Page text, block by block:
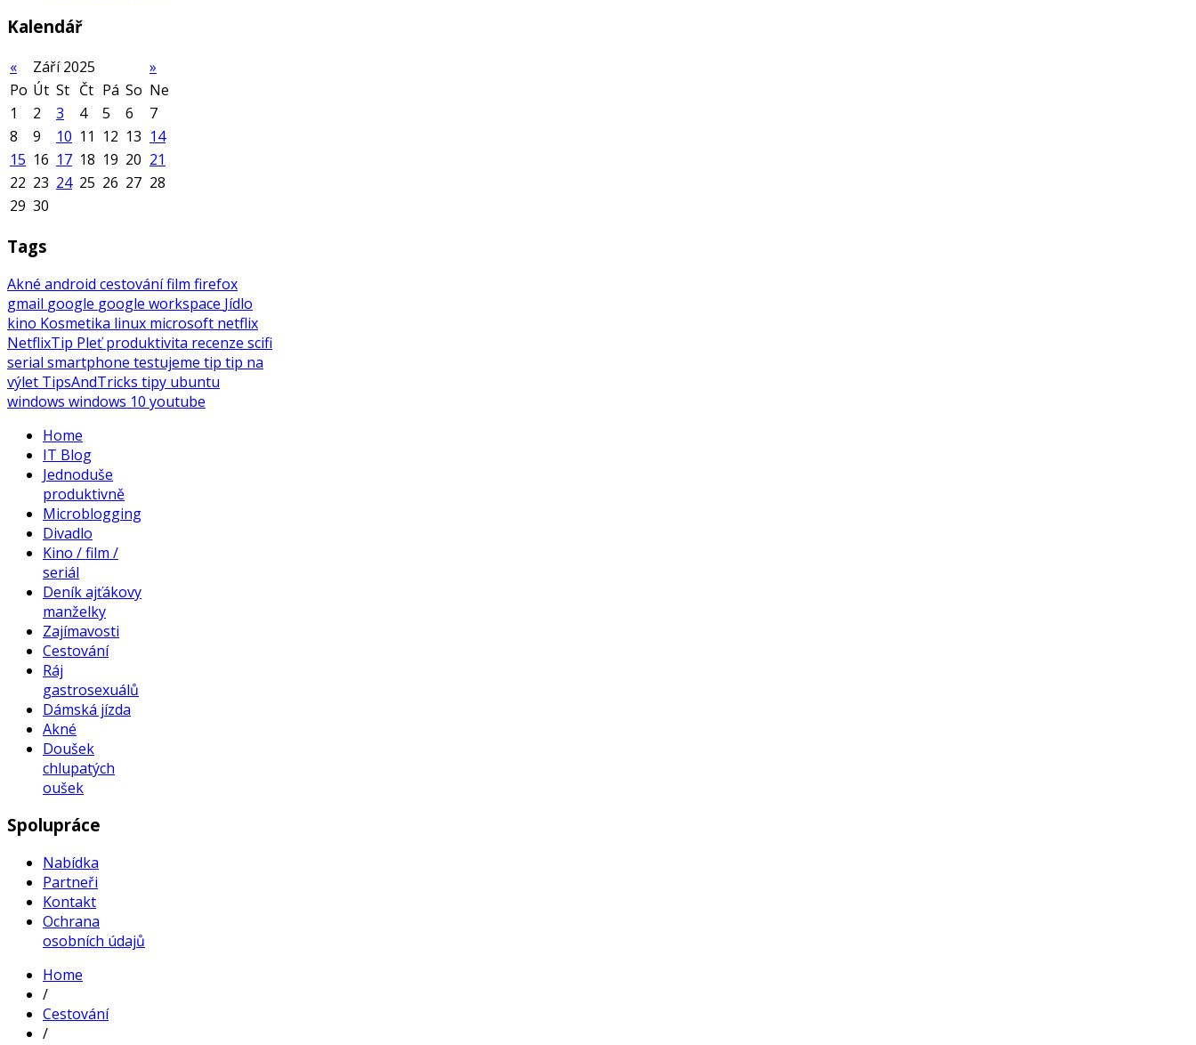
Kalendář
« Září 2025
»
Po Út St Čt Pá So Ne
1
2 3 4 5 6
7
8
9 10 11 12 13 14
15 16 17 18 19 20 21
22 23 24 25 26 27 28
29 30
Tags
Akné android cestovánífilm firefox
gmail google google workspace Jídlo
kino Kosmetika linux microsoft netflix
NetflixTip Pleťproduktivita recenze scifi
serial smartphone testujeme tip tip na
výlet TipsAndTricks tipy ubuntu
windows windows 10 youtube
Home
IT Blog
Jednoduše
produktivně
Microblogging
Divadlo
Kino / film /
seriál
Deník ajťákovy
manželky
Zajímavosti
Cestování
Ráj
gastrosexuálů
Dámská jízda
Akné
Doušek
chlupatých
oušek
Spolupráce
Nabídka
Partneři
Kontakt
Ochrana
osobních údajů
Home
/
Cestování
/